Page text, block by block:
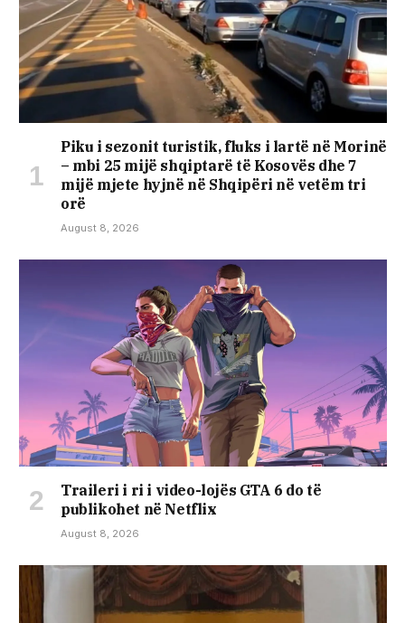
Piku i sezonit turistik, fluks i lartë në Morinë
– mbi 25 mijë shqiptarë të Kosovës dhe 7
mijë mjete hyjnë në Shqipëri në vetëm tri
orë
August 8, 2026
Traileri i ri i video-lojës GTA 6 do të
publikohet në Netflix
August 8, 2026